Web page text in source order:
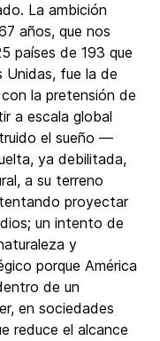
La ambición
años, que nos
países de 193 que
Unidas, fue la de
la pretensión de
a escala global
el sueño —
ya debilitada,
a su terreno
proyectar
un intento de
y
porque América
de un
en sociedades
reduce el alcance